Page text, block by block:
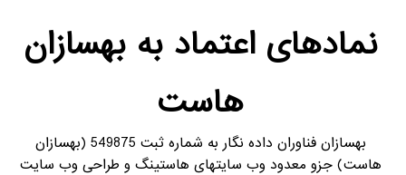
نمادهای اعتماد به بهسازان
هاست
بهسازان فناوران داده نگار به شماره ثبت 549875 (بهسازان
هاست) جزو معدود وب سایتهای هاستینگ و طراحی وب سایت